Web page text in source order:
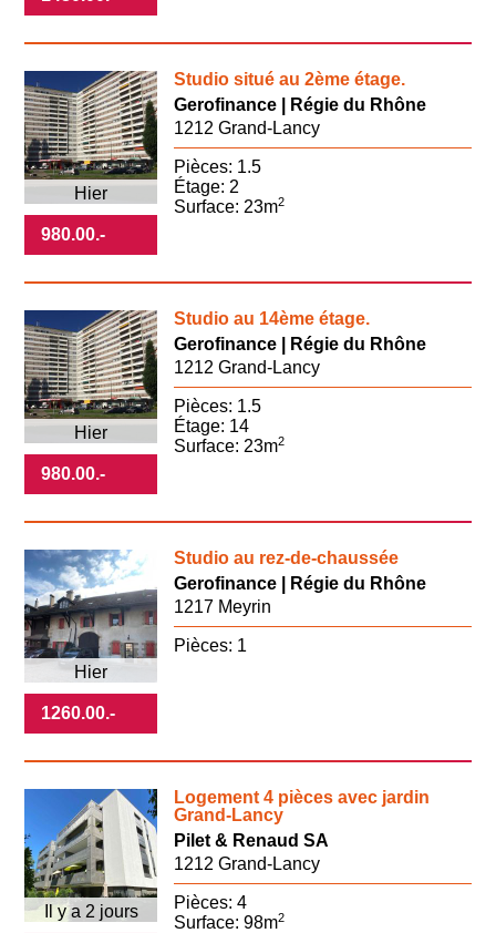
980.00.-
Studio situé au 2ème étage.
Hier
Gerofinance | Régie du Rhône
1212 Grand-Lancy
Pièces: 1.5
Étage: 2
Surface: 23m2
980.00.-
Studio au 14ème étage.
Hier
Gerofinance | Régie du Rhône
1212 Grand-Lancy
Pièces: 1.5
Étage: 14
Surface: 23m2
1260.00.-
Studio au rez-de-chaussée
Hier
Gerofinance | Régie du Rhône
1217 Meyrin
Pièces: 1
Logement 4 pièces avec jardin
Grand-Lancy
Il y a 2 jours
Pilet & Renaud SA
1212 Grand-Lancy
Pièces: 4
Surface: 98m2